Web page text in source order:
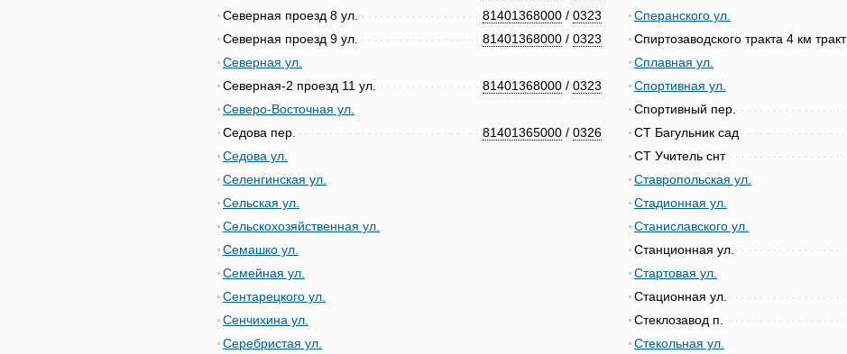
81401368000 / 0323
Северная проезд 8 ул.
81401368000 / 0323
Северная проезд 9 ул.
Северная ул.
81401368000 / 0323
Северная-2 проезд 11 ул.
Северо-Восточная ул.
81401365000 / 0326
Седова пер.
Седова ул.
Селенгинская ул.
Сельская ул.
Сельскохозяйственная ул.
Семашко ул.
Семейная ул.
Сентарецкого ул.
Сенчихина ул.
Серебристая ул.
Сперанского ул.
Спиртозаводского тракта 4 км тракт
Сплавная ул.
Спортивная ул.
Спортивный пер.
СТ Багульник сад
СТ Учитель снт
Ставропольская ул.
Стадионная ул.
Станиславского ул.
Станционная ул.
Стартовая ул.
Стационная ул.
Стеклозавод п.
Стекольная ул.